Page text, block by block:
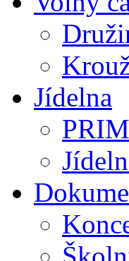
Jídelna